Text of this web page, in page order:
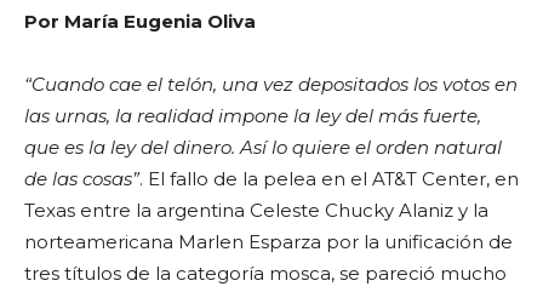
Por María Eugenia Oliva
“Cuando cae el telón, una vez depositados los votos en
las urnas, la realidad impone la ley del más fuerte,
que es la ley del dinero. Así lo quiere el orden natural
de las cosas”. El fallo de la pelea en el AT&T Center, en
Texas entre la argentina Celeste Chucky Alaniz y la
norteamericana Marlen Esparza por la unificación de
tres títulos de la categoría mosca, se pareció mucho